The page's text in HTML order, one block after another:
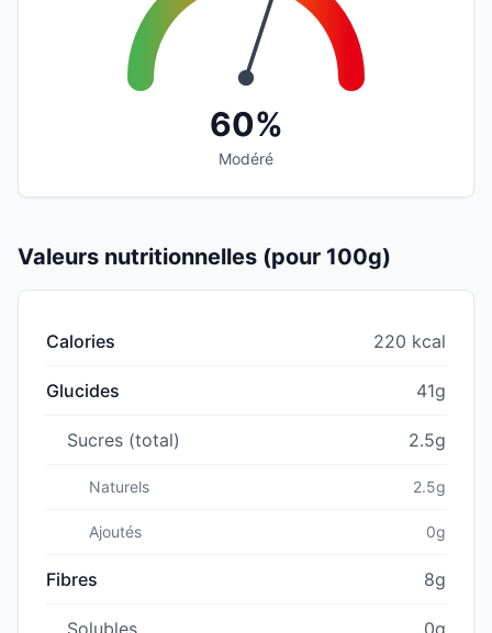
60%
Modéré
Valeurs nutritionnelles (pour 100g)
Calories 220 kcal
Glucides 41g
Sucres (total) 2.5g
Naturels 2.5g
Ajoutés 0g
Fibres 8g
Solubles 0g